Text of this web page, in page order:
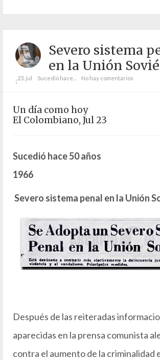
Severo sistema
en la Unión
;23. jul Sucedió hace... No hay comentarios
Un día como hoy
El Colombiano, Jul 23
Sucedió hace 50 años
1966
Severo sistema penal en la Unión
Después de las reiteradas
aparecidas en la prensa comunista
contra el aumento de la criminalidad